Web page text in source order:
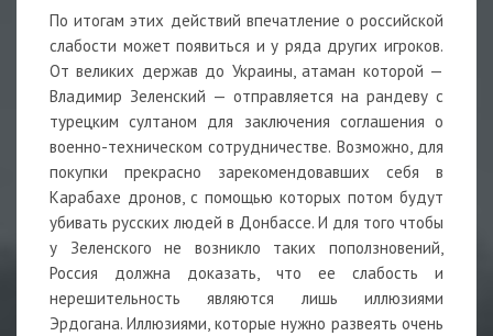
По итогам этих действий впечатление о российской
слабости может появиться и у ряда других игроков.
От великих держав до Украины, атаман которой —
Владимир Зеленский — отправляется на рандеву с
турецким султаном для заключения соглашения о
военно-техническом сотрудничестве. Возможно, для
покупки прекрасно зарекомендовавших себя в
Карабахе дронов, с помощью которых потом будут
убивать русских людей в Донбассе. И для того чтобы
у Зеленского не возникло таких поползновений,
Россия должна доказать, что ее слабость и
нерешительность являются лишь иллюзиями
Эрдогана. Иллюзиями, которые нужно развеять очень